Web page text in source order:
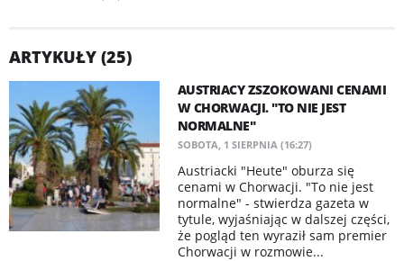
ARTYKUŁY (25)
AUSTRIACY ZSZOKOWANI CENAMI
W CHORWACJI. "TO NIE JEST
NORMALNE"
SOBOTA, 1 SIERPNIA (16:27)
Austriacki "Heute" oburza się
cenami w Chorwacji. "To nie jest
normalne" - stwierdza gazeta w
tytule, wyjaśniając w dalszej części,
że pogląd ten wyraził sam premier
Chorwacji w rozmowie...